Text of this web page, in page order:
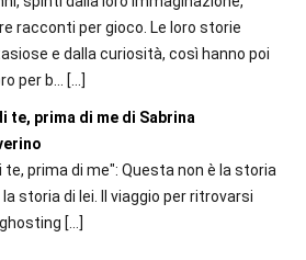
racconti per gioco. Le loro storie
e dalla curiosità, così hanno poi
per b...
[…]
te, prima di me di Sabrina
te, prima di me": Questa non è la storia
la storia di lei. Il viaggio per ritrovarsi
[…]